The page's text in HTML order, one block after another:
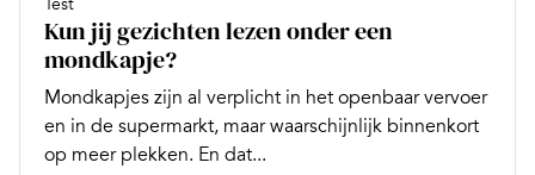
Kun jij gezichten lezen onder een
mondkapje?
Mondkapjes zijn al verplicht in het openbaar vervoer
en in de supermarkt, maar waarschijnlijk binnenkort
op meer plekken. En dat...